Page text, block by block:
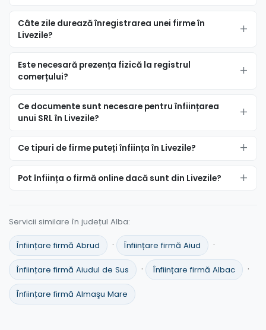
Câte zile durează înregistrarea unei firme în
Livezile?
Este necesară prezența fizică la registrul
comerțului?
Ce documente sunt necesare pentru înființarea
unui SRL în Livezile?
Ce tipuri de firme puteți înființa în Livezile?
Pot înființa o firmă online dacă sunt din Livezile?
Servicii similare în județul Alba:
Înființare firmă Abrud · Înființare firmă Aiud ·
Înființare firmă Aiudul de Sus · Înființare firmă Albac ·
Înființare firmă Almaşu Mare